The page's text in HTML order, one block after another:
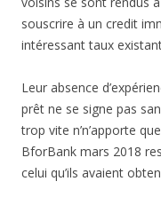
souscrire à un credit
intéressant taux
Leur absence
prêt ne se signe pas
trop vite n’n’apporte
BforBank mars 2018
celui qu’ils avaient